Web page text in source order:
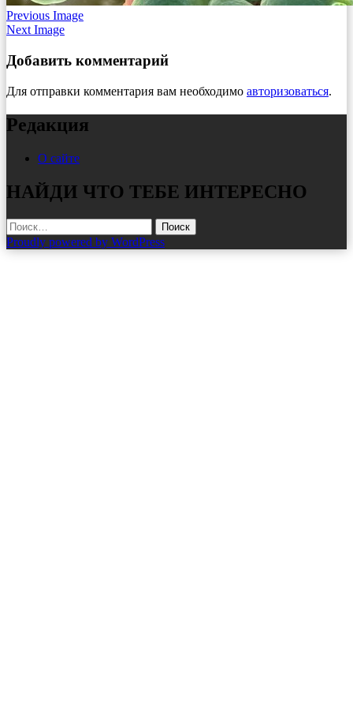
Previous Image
Next Image
Добавить комментарий
Для отправки комментария вам необходимо авторизоваться.
Редакция
О сайте
НАЙДИ ЧТО ТЕБЕ ИНТЕРЕСНО
Найти:
Proudly powered by WordPress